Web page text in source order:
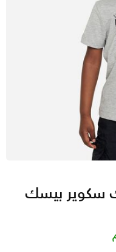
سكوير بيسك